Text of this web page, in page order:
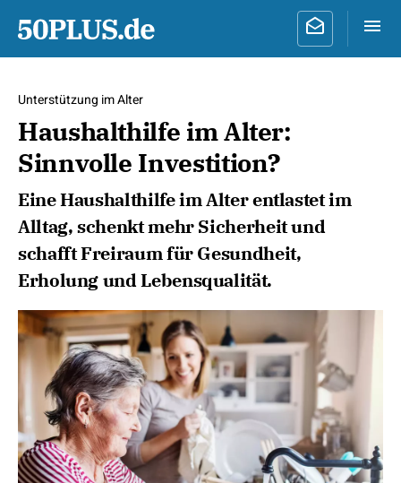
Unterstützung im Alter
Haushalthilfe im Alter:
Sinnvolle Investition?
Eine Haushalthilfe im Alter entlastet im
Alltag, schenkt mehr Sicherheit und
schafft Freiraum für Gesundheit,
Erholung und Lebensqualität.